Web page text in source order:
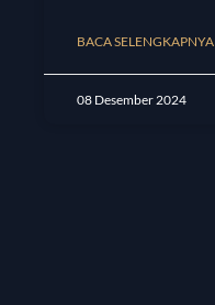
BACA SELENGKAPNYA
08 Desember 2024